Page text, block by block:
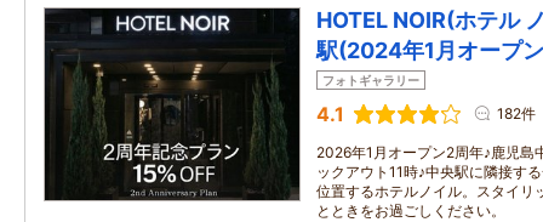
HOTEL NOIR(ホテル
駅(2024年1月オープ
フォトギャラリー
4.1 182件
2026年1月オープン2周年♪鹿児島
ックアウト11時♪中央駅に隣接す
位置するホテルノイル。スタイリ
とときをお過ごしください。